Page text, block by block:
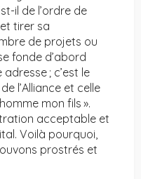
il de l’ordre de
tirer sa
de projets ou
fonde d’abord
; c’est le
l’Alliance et celle
mon fils ».
acceptable et
Voilà pourquoi,
prostrés et